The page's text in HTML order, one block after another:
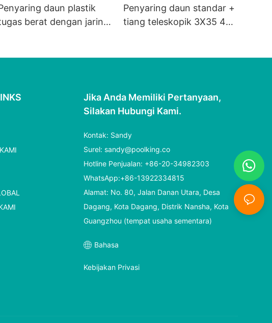
daun plastik
berat dengan jaring
Penyaring daun standar +
tiang teleskopik 3X35 40
Jika Anda Memiliki Pertanyaan,
Silakan Hubungi Kami.
Kontak: Sandy
Surel:sandy@poolking.co
Hotline Penjualan: +86-20-34982303
WhatsApp:+86-13922334815
Alamat: No. 80, Jalan Danan Utara, Desa
Dagang, Kota Dagang, Distrik Nansha, Kota
Guangzhou (tempat usaha sementara)
Bahasa
Kebijakan Privasi